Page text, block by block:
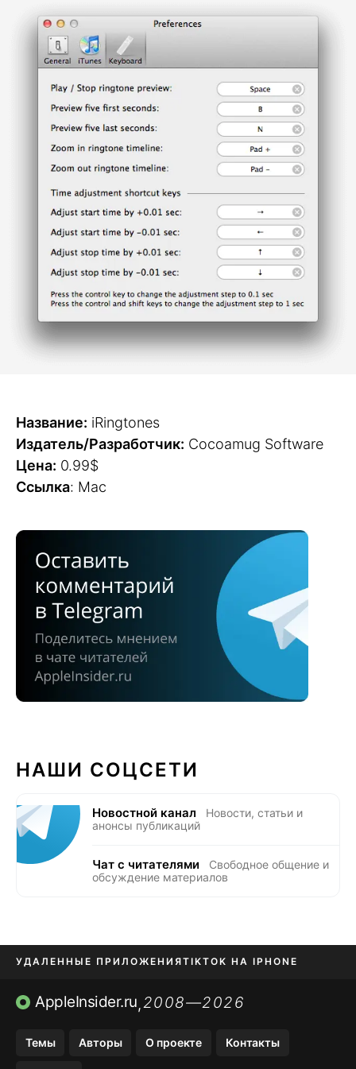
Название: iRingtones
Издатель/Разработчик: Cocoamug Software
Цена: 0.99$
Ссылка: Mac
НАШИ СОЦСЕТИ
Новостной канал
Новости, статьи и
анонсы публикаций
Чат с читателями
Свободное общение и
обсуждение материалов
УДАЛЕННЫЕ ПРИЛОЖЕНИЯTIKTOK НА IPHONE
ПРИЛОЖЕНИЯ БЕЗ APP STORE
AppleInsider.ru,2008—2026
Темы Авторы О проекте Контакты